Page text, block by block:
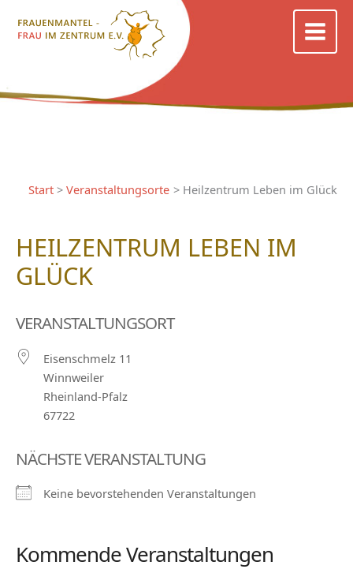
Inhalt
Start Veranstaltungsorte Heilzentrum Leben im Glück
HEILZENTRUM LEBEN IM
GLÜCK
VERANSTALTUNGSORT
Eisenschmelz 11
Winnweiler
Rheinland-Pfalz
67722
NÄCHSTE VERANSTALTUNG
Keine bevorstehenden Veranstaltungen
Kommende Veranstaltungen